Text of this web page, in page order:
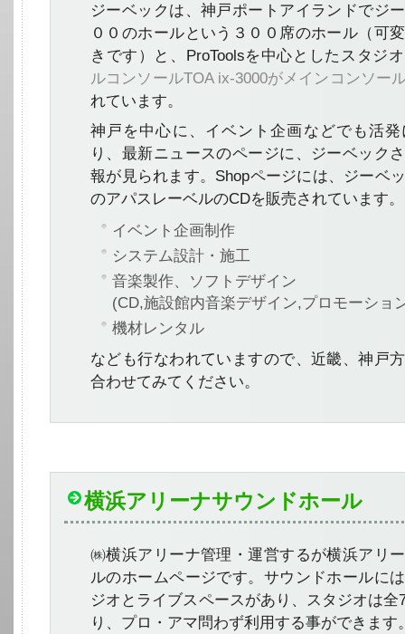
ジーベックは、神戸ポートアイランドでジ
００のホールという３００席のホール（可
きです）と、ProToolsを中心としたスタジオ
ルコンソールTOA ix-3000がメインコンソー
れています。
神戸を中心に、イベント企画などでも活
り、最新ニュースのページに、ジーベック
報が見られます。Shopページには、ジーベ
のアパスレーベルのCDを販売されています。
イベント企画制作
システム設計・施工
音楽製作、ソフトデザイン
(CD,施設館内音楽デザイン,プロモーショ
機材レンタル
なども行なわれていますので、近畿、神戸
合わせてみてください。
横浜アリーナサウンドホール
㈱横浜アリーナ管理・運営するが横浜アリ
ルのホームページです。サウンドホールに
ジオとライブスペースがあり、スタジオは全
り、プロ・アマ問わず利用する事ができます